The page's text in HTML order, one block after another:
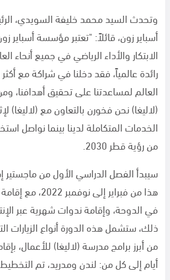
وتحدث السيد محمد خليفة السويدي،
أسباير زون، قائلاً: "تعتبر مؤسسة أسباير
الابتكار والأداء الرياضي في جميع أنحاء
رائدة عالمياً، فقد دخلنا في شراكة مع
العالم لمساعدتنا على تحقيق أهدافنا،
(لاليغا) نحن فخورن بالتعاون مع (لاليغا)
الخدمات المتكاملة لدينا بينما نواصل
من رؤية قطر 2030
.
سيبدأ الفصل الدراسي الأول من ماجستير
هذا من فبراير إلى نوفمبر 2022، مع
في الدوحة، وإقامة ندوات شهرية عبر
ذلك، ستشمل هذه الدورة أنواع الزيارات
من أبرز برامج مدرسة (لاليغا) للأعمال،
أيام إلى كل من: لندن ومدريد، تم